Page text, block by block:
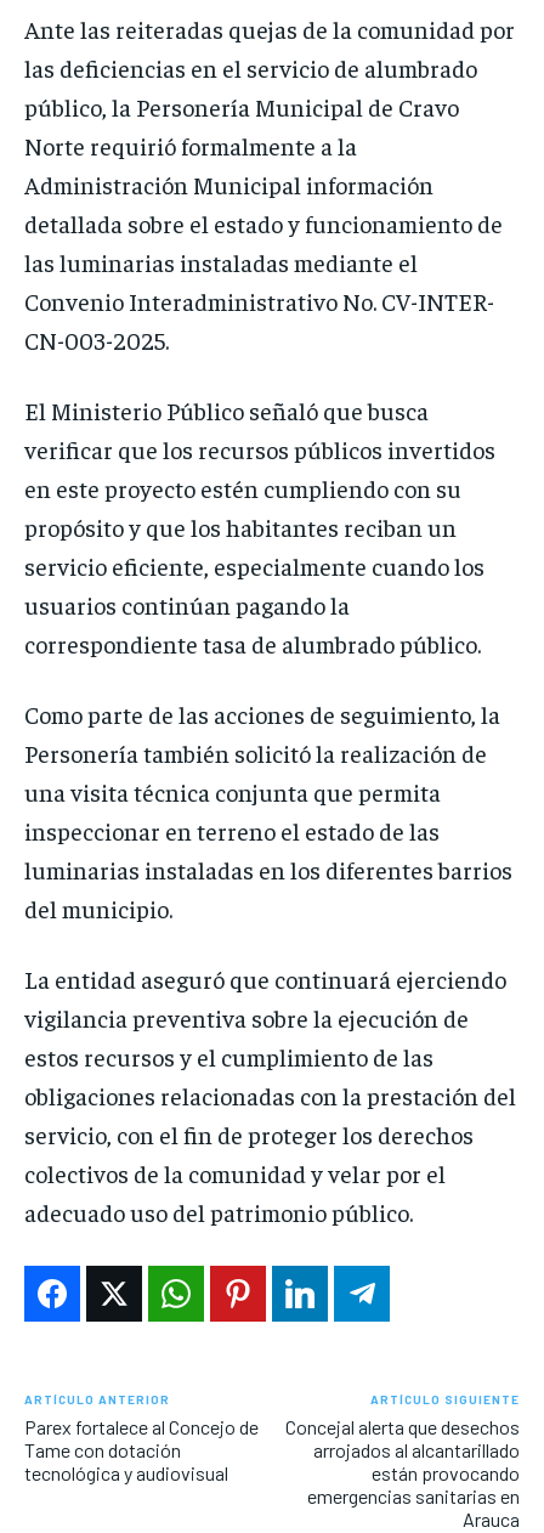
Ante las reiteradas quejas de la comunidad por
las deficiencias en el servicio de alumbrado
público, la Personería Municipal de Cravo
Norte requirió formalmente a la
Administración Municipal información
detallada sobre el estado y funcionamiento de
las luminarias instaladas mediante el
Convenio Interadministrativo No. CV-INTER-
CN-003-2025.
El Ministerio Público señaló que busca
verificar que los recursos públicos invertidos
en este proyecto estén cumpliendo con su
propósito y que los habitantes reciban un
servicio eficiente, especialmente cuando los
usuarios continúan pagando la
correspondiente tasa de alumbrado público.
Como parte de las acciones de seguimiento, la
Personería también solicitó la realización de
una visita técnica conjunta que permita
inspeccionar en terreno el estado de las
luminarias instaladas en los diferentes barrios
del municipio.
La entidad aseguró que continuará ejerciendo
vigilancia preventiva sobre la ejecución de
estos recursos y el cumplimiento de las
obligaciones relacionadas con la prestación del
servicio, con el fin de proteger los derechos
colectivos de la comunidad y velar por el
adecuado uso del patrimonio público.
ARTÍCULO ANTERIOR
Parex fortalece al Concejo de
Tame con dotación
tecnológica y audiovisual
ARTÍCULO SIGUIENTE
Concejal alerta que desechos
arrojados al alcantarillado
están provocando
emergencias sanitarias en
Arauca